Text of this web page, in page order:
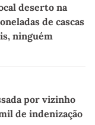
deserto na
de cascas
ninguém
por vizinho
de indenização